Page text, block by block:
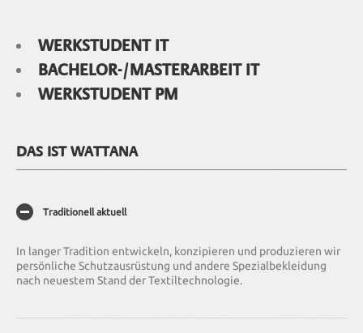
WERKSTUDENT IT
BACHELOR-/MASTERARBEIT IT
WERKSTUDENT PM
DAS IST WATTANA
Traditionell aktuell
In langer Tradition entwickeln, konzipieren und produzieren wir
persönliche Schutzausrüstung und andere Spezialbekleidung
nach neuestem Stand der Textiltechnologie.